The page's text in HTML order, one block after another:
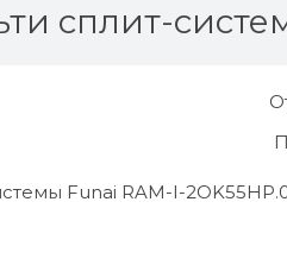
сплит-